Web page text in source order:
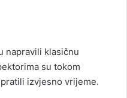
napravili klasičnu
su tokom
izvjesno vrijeme.